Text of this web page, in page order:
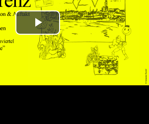
Play
Video